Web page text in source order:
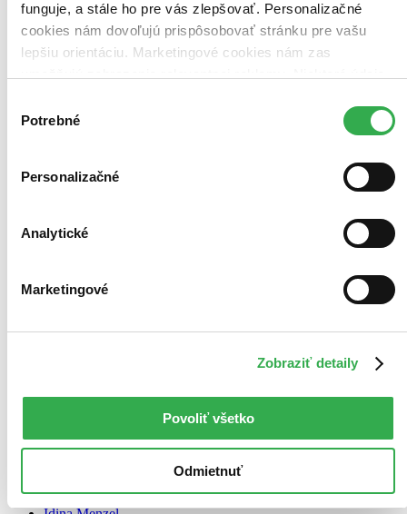
funguje, a stále ho pre vás zlepšovať. Personalizačné
cookies nám dovoľujú prispôsobovať stránku pre vašu
lepšiu orientáciu. Marketingové cookies nám zas
keby sme mohli používať všetky tieto cookies. Ďakujeme!
súhlasu
Potrebné
Personalizačné
Analytické
Marketingové
Zobraziť detaily
Povoliť všetko
Odmietnuť